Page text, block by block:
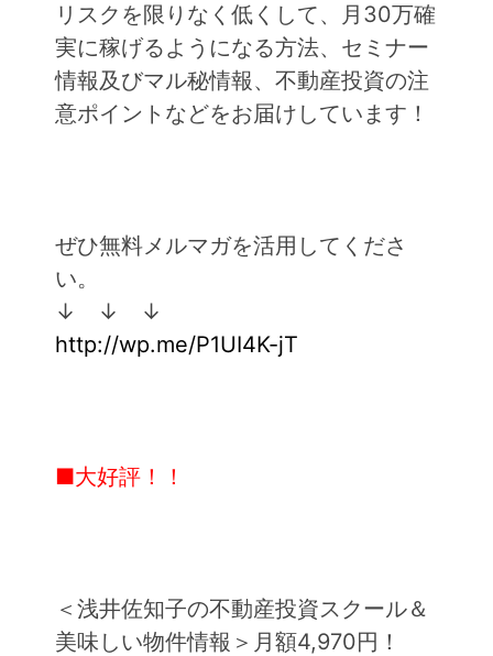
リスクを限りなく低くして、月30万確
実に稼げるようになる方法、セミナー
情報及びマル秘情報、不動産投資の注
意ポイントなどをお届けしています！
ぜひ無料メルマガを活用してくださ
い。
↓ ↓ ↓
http://wp.me/P1UI4K-jT
■大好評！！
＜浅井佐知子の不動産投資スクール＆
美味しい物件情報＞月額4,970円！